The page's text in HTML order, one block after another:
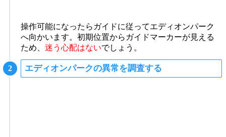
操作可能になったらガイドに従ってエディオンパーク
へ向かいます。初期位置からガイドマーカーが見える
ため、 迷う心配はないでしょう。
エディオンパークの異常を調査する